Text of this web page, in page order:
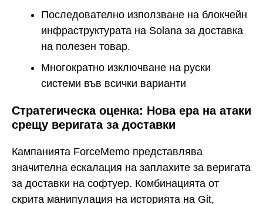
Последователно използване на блокчейн
инфраструктурата на Solana за доставка
на полезен товар.
Многократно изключване на руски
системи във всички варианти
Стратегическа оценка: Нова ера на атаки
срещу веригата за доставки
Кампанията ForceMemo представлява
значителна ескалация на заплахите за веригата
за доставки на софтуер. Комбинацията от
скрита манипулация на историята на Git,